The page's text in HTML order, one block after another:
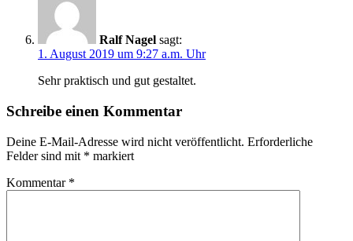
Ralf Nagel sagt:
1. August 2019 um 9:27 a.m. Uhr
Sehr praktisch und gut gestaltet.
Schreibe einen Kommentar
Deine E-Mail-Adresse wird nicht veröffentlicht. Erforderliche
Felder sind mit * markiert
Kommentar *